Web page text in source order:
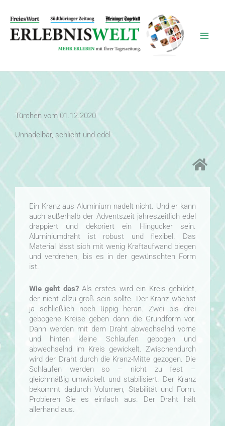
Inhalt
springen
Türchen vom 01.12.2020
Unnadelbar, schlicht und edel
Ein Kranz aus Aluminium nadelt nicht. Und er kann
auch außerhalb der Adventszeit jahreszeitlich edel
drappiert und dekoriert ein Hingucker sein.
Aluminiumdraht ist robust und flexibel. Das
Material lässt sich mit wenig Kraftaufwand biegen
und verdrehen, bis es in der gewünschten Form
ist.
Wie geht das? Als erstes wird ein Kreis gebildet,
der nicht allzu groß sein sollte. Der Kranz wächst
ja schließlich noch üppig heran. Zwei bis drei
gebogene Kreise geben dann die Grundform vor.
Dann werden mit dem Draht abwechselnd vorne
und hinten kleine Schlaufen gebogen und
abwechselnd im Kreis gewickelt. Zwischendurch
wird der Draht durch die Kranz-Mitte gezogen. Die
Schlaufen werden so – nicht zu fest –
gleichmäßig umwickelt und stabilisiert. Der Kranz
bekommt dadurch Volumen, Stabilität und Form.
Probieren Sie es einfach aus. Der Draht hält
allerhand aus.